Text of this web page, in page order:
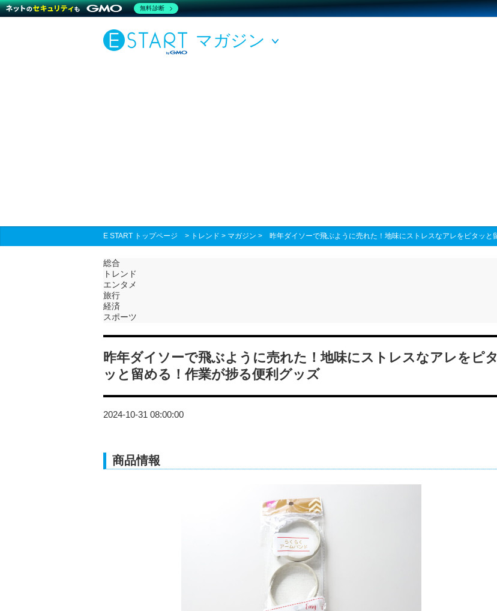
マガジン
E START トップページ > トレンド > マガジン > 昨年ダイソーで飛ぶように売れた！地味にストレスなアレをピタッと
総合
トレンド
エンタメ
旅行
経済
スポーツ
昨年ダイソーで飛ぶように売れた！地味にストレスなアレをピタ
ッと留める！作業が捗る便利グッズ
2024-10-31 08:00:00
商品情報
無料診断